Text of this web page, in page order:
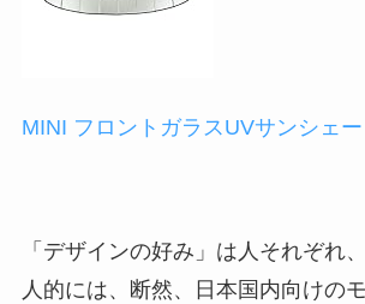
MINI フロントガラスUVサンシェー
「デザインの好み」は人それぞれ
人的には、断然、日本国内向けの